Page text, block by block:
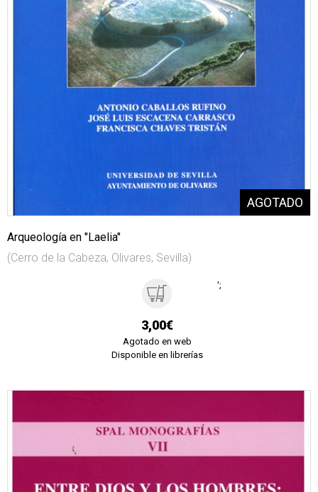
Arqueología en "Laelia"
(Cerro de la Cabeza, Olivares, Sevilla)
3,00€
Agotado en web
Disponible en librerías
';